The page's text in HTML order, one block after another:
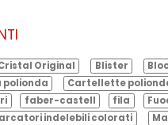
Original Blister
Cartellette
faber-castell fila
indelebili colorati